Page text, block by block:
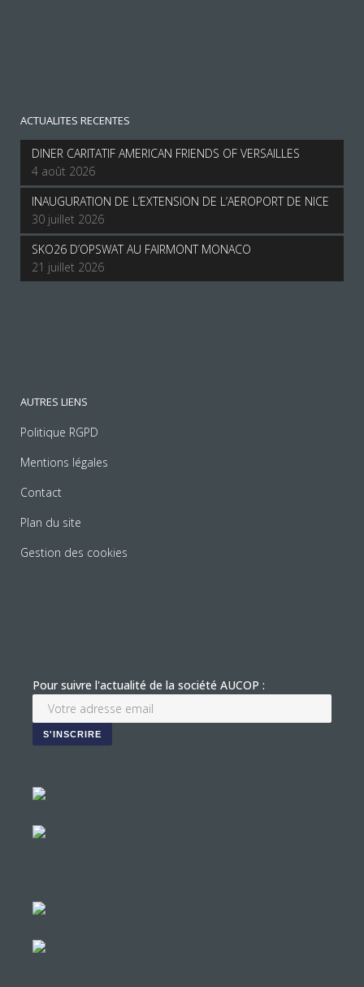
ACTUALITES RECENTES
DINER CARITATIF AMERICAN FRIENDS OF VERSAILLES
4 août 2026
INAUGURATION DE L’EXTENSION DE L’AEROPORT DE NICE
30 juillet 2026
SKO26 D’OPSWAT AU FAIRMONT MONACO
21 juillet 2026
AUTRES LIENS
Politique RGPD
Mentions légales
Contact
Plan du site
Gestion des cookies
Pour suivre l'actualité de la société AUCOP :